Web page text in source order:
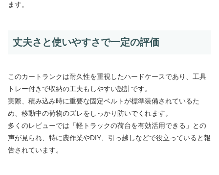
ます。
丈夫さと使いやすさで一定の評価
このカートランクは耐久性を重視したハードケースであり、工具
トレー付きで収納の工夫もしやすい設計です。
実際、積み込み時に重要な固定ベルトが標準装備されているた
め、移動中の荷物のズレをしっかり防いでくれます。
多くのレビューでは「軽トラックの荷台を有効活用できる」との
声が見られ、特に農作業やDIY、引っ越しなどで役立っていると報
告されています。